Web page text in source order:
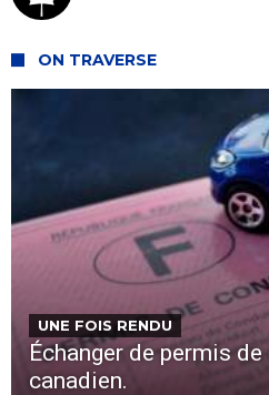
ON TRAVERSE
UNE FOIS RENDU
Échanger de permis
canadien.